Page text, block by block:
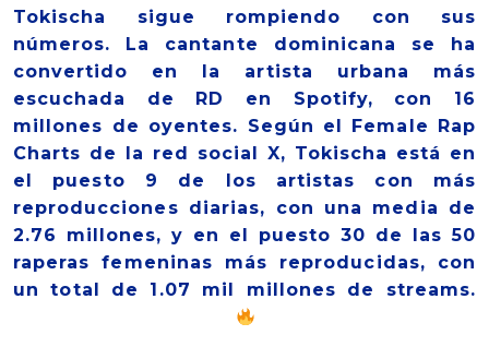
Tokischa sigue rompiendo con sus
números. La cantante dominicana se ha
convertido en la artista urbana más
escuchada de RD en Spotify, con 16
millones de oyentes. Según el Female Rap
Charts de la red social X, Tokischa está en
el puesto 9 de los artistas con más
reproducciones diarias, con una media de
2.76 millones, y en el puesto 30 de las 50
raperas femeninas más reproducidas, con
un total de 1.07 mil millones de streams.